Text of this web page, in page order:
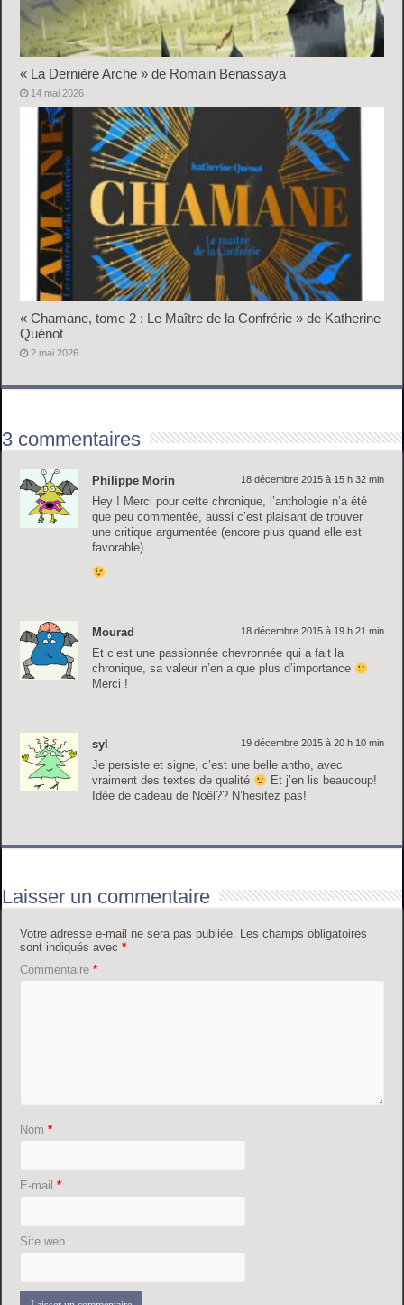
« La Dernière Arche » de Romain Benassaya
14 mai 2026
« Chamane, tome 2 : Le Maître de la Confrérie » de Katherine
Quénot
2 mai 2026
3 commentaires
Philippe Morin 18 décembre 2015 à 15 h 32 min
Hey ! Merci pour cette chronique, l’anthologie n’a été
que peu commentée, aussi c’est plaisant de trouver
une critique argumentée (encore plus quand elle est
favorable).
Mourad 18 décembre 2015 à 19 h 21 min
Et c’est une passionnée chevronnée qui a fait la
chronique, sa valeur n’en a que plus d’importance
Merci !
syl 19 décembre 2015 à 20 h 10 min
Je persiste et signe, c’est une belle antho, avec
vraiment des textes de qualité
Et j’en lis beaucoup!
Idée de cadeau de Noël?? N’hésitez pas!
Laisser un commentaire
Votre adresse e-mail ne sera pas publiée. Les champs obligatoires
sont indiqués avec*
Commentaire*
Nom*
E-mail*
Site web